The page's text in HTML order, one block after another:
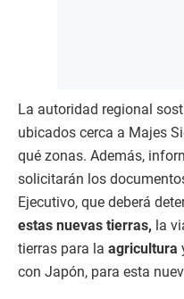
La autoridad regional
ubicados cerca a Majes
qué zonas. Además,
solicitarán los
Ejecutivo, que deberá
estas nuevas tierras, la
tierras para la agricultura
con Japón, para esta